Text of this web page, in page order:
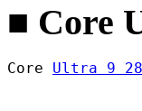
■ Core
Core Ultra 9